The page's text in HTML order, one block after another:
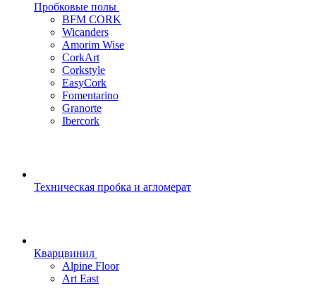
Пробковые полы
BFM CORK
Wicanders
Amorim Wise
CorkArt
Corkstyle
EasyCork
Fomentarino
Granorte
Ibercork
Техническая пробка и агломерат
Кварцвинил
Alpine Floor
Art East